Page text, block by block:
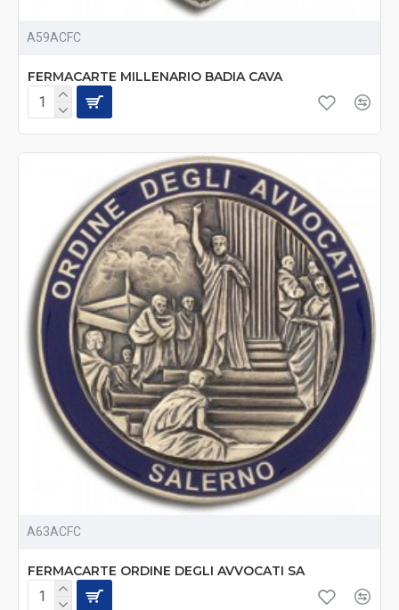
A59ACFC
FERMACARTE MILLENARIO BADIA CAVA
A63ACFC
FERMACARTE ORDINE DEGLI AVVOCATI SA